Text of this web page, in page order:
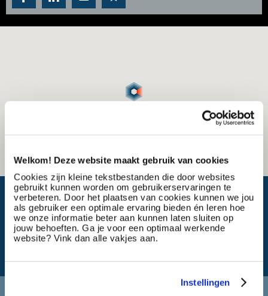
Welkom! Deze website maakt gebruik van cookies
Cookies zijn kleine tekstbestanden die door websites
gebruikt kunnen worden om gebruikerservaringen te
verbeteren. Door het plaatsen van cookies kunnen we jou
als gebruiker een optimale ervaring bieden én leren hoe
we onze informatie beter aan kunnen laten sluiten op
jouw behoeften. Ga je voor een optimaal werkende
website? Vink dan alle vakjes aan.
Instellingen
Wat is mijn reistijd?